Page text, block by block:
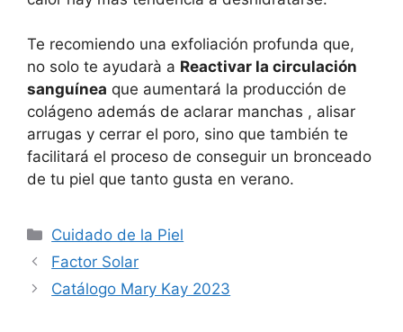
Te recomiendo una exfoliación profunda que,
no solo te ayudarà a Reactivar la circulación
sanguínea que aumentará la producción de
colágeno además de aclarar manchas , alisar
arrugas y cerrar el poro, sino que también te
facilitará el proceso de conseguir un bronceado
de tu piel que tanto gusta en verano.
Categorías
Cuidado de la Piel
Factor Solar
Catálogo Mary Kay 2023